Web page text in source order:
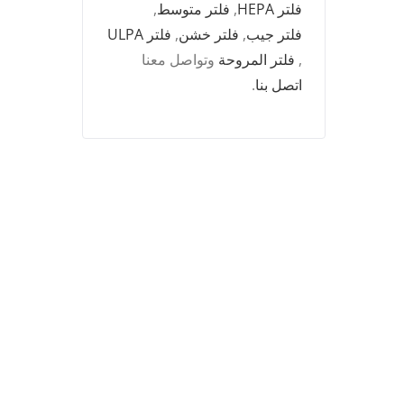
فلتر HEPA , فلتر متوسط,
فلتر جيب, فلتر خشن, فلتر ULPA
, فلتر المروحة وتواصل معنا
اتصل بنا.